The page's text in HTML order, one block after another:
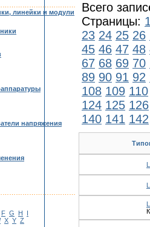
линейки и модули
напряжения
F G H
I
X Y Z
Всего
Страницы:
23 24 25 26
45 46 47 48
67 68 69 70
89 90 91 92
108 109 110
124 125 126
140 141 142